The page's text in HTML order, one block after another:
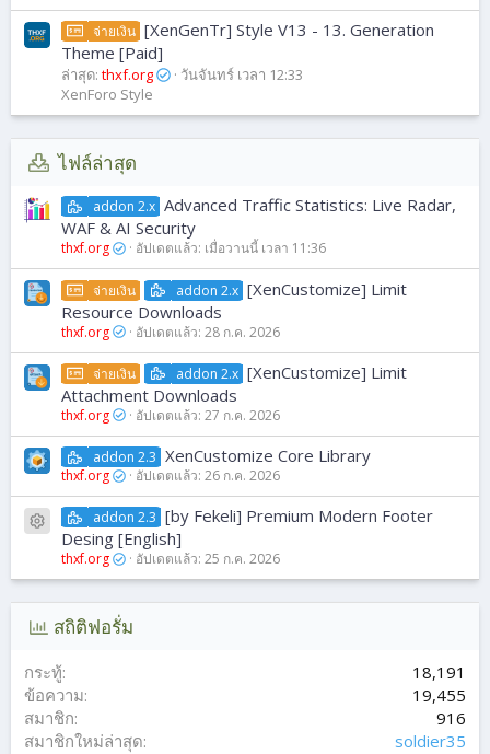
จ่ายเงิน [XenGenTr] Style V13 - 13. Generation
Theme [Paid]
ล่าสุด: thxf.org
วันจันทร์ เวลา 12:33
XenForo Style
ไฟล์ล่าสุด
addon 2.x Advanced Traffic Statistics: Live Radar,
WAF & AI Security
thxf.org อัปเดตแล้ว: เมื่อวานนี้ เวลา 11:36
จ่ายเงิน addon 2.x [XenCustomize] Limit
Resource Downloads
thxf.org อัปเดตแล้ว: 28 ก.ค. 2026
จ่ายเงิน addon 2.x [XenCustomize] Limit
Attachment Downloads
thxf.org อัปเดตแล้ว: 27 ก.ค. 2026
addon 2.3 XenCustomize Core Library
thxf.org อัปเดตแล้ว: 26 ก.ค. 2026
ไอคอนไฟล์addon 2.3 [by Fekeli] Premium Modern Footer
Desing [English]
thxf.org อัปเดตแล้ว: 25 ก.ค. 2026
สถิติฟอรั่ม
กระทู้
18,191
ข้อความ
19,455
สมาชิก
916
สมาชิกใหม่ล่าสุด
soldier35